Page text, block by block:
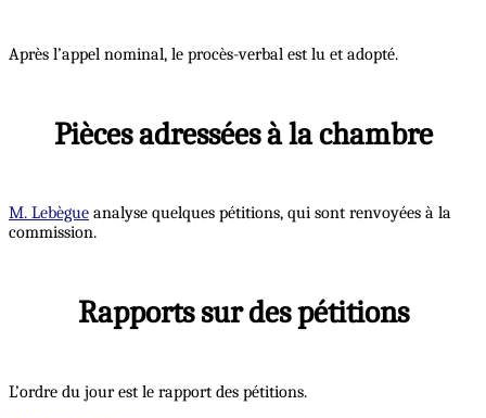
Après l’appel nominal, le procès-verbal est lu et adopté.
Pièces adressées à la chambre
M. Lebègue analyse quelques pétitions, qui sont renvoyées à la
commission.
Rapports sur des pétitions
L’ordre du jour est le rapport des pétitions.